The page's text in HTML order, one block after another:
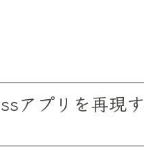
アプリを再現